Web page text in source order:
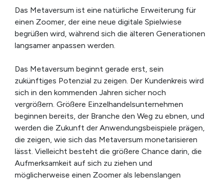
Das Metaversum ist eine natürliche Erweiterung für
einen Zoomer, der eine neue digitale Spielwiese
begrüßen wird, während sich die älteren Generationen
langsamer anpassen werden.
Das Metaversum beginnt gerade erst, sein
zukünftiges Potenzial zu zeigen. Der Kundenkreis wird
sich in den kommenden Jahren sicher noch
vergrößern. Größere Einzelhandelsunternehmen
beginnen bereits, der Branche den Weg zu ebnen, und
werden die Zukunft der Anwendungsbeispiele prägen,
die zeigen, wie sich das Metaversum monetarisieren
lässt. Vielleicht besteht die größere Chance darin, die
Aufmerksamkeit auf sich zu ziehen und
möglicherweise einen Zoomer als lebenslangen